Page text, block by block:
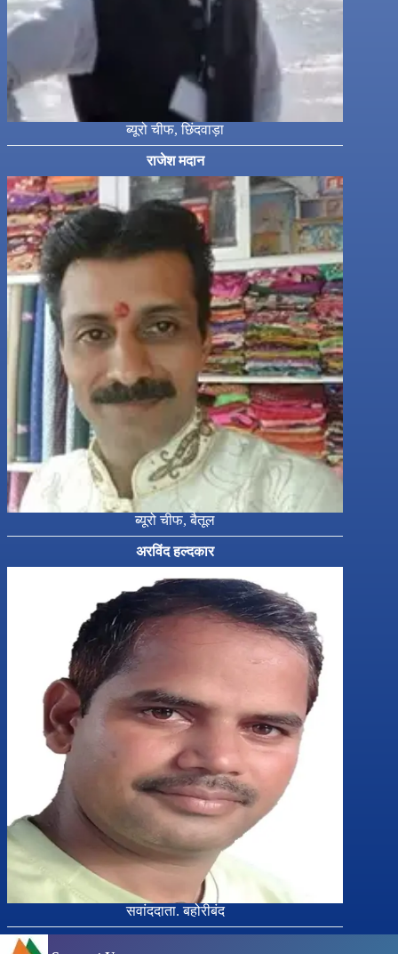
ब्यूरो चीफ, छिंदवाड़ा
राजेश मदान
ब्यूरो चीफ, बैतूल
अरविंद हल्दकार
सवांददाता. बहोरीबंद